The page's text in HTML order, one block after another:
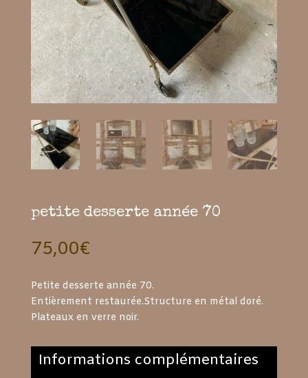
petite desserte année 70
75,00€
Petite desserte année 70.
Entièrement restaurée.Structure en métal doré.
Plateaux en verre noir.
Informations complémentaires